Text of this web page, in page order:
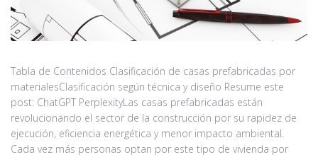
Tabla de Contenidos Clasificación de casas prefabricadas por
materialesClasificación según técnica y diseño Resume este
post: ChatGPT PerplexityLas casas prefabricadas están
revolucionando el sector de la construcción por su rapidez de
ejecución, eficiencia energética y menor impacto ambiental.
Cada vez más personas optan por este tipo de vivienda por